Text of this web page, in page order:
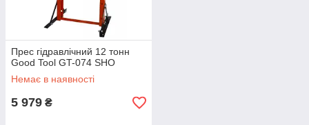
Прес гідравлічний 12 тонн
Good Tool GT-074 SHO
Немає в наявності
5 979 ₴